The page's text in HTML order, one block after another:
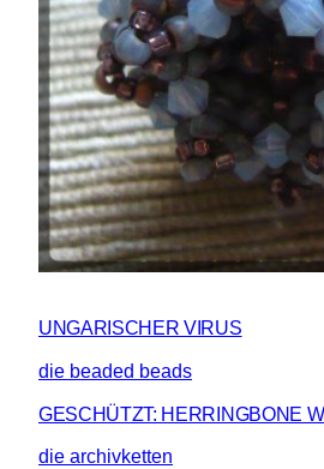
UNGARISCHER VIRUS
die beaded beads
GESCHÜTZT: HERRINGBONE
die archivketten